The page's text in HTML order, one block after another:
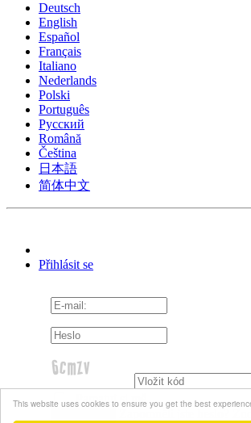
This website uses cookies to ensure you get the best
Deutsch
English
Español
Français
Italiano
Nederlands
Polski
Português
Pусский
Română
Čeština
日本語
简体中文
Přihlásit se
Pamatuj si mě